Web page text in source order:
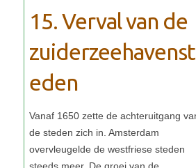
15. Verval van de
zuiderzeehavenst
eden